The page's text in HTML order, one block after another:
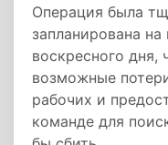
Операция была
запланирована
воскресного дня,
возможные
рабочих и
команде для